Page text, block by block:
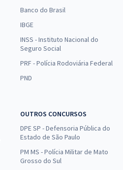
Banco do Brasil
IBGE
INSS - Instituto Nacional do
Seguro Social
PRF - Polícia Rodoviária Federal
PND
OUTROS CONCURSOS
DPE SP - Defensoria Pública do
Estado de São Paulo
PM MS - Polícia Militar de Mato
Grosso do Sul